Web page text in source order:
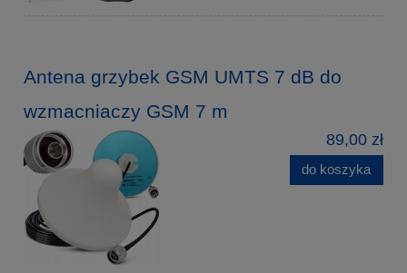
Antena grzybek GSM UMTS 7 dB do
wzmacniaczy GSM 7 m
89,00 zł
do koszyka